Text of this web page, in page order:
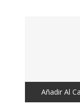
Añadir Al